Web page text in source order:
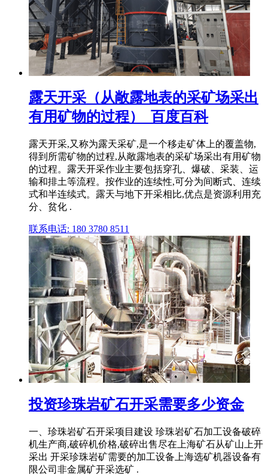
露天开采（从敞露地表的采矿场采出
有用矿物的过程）_百度百科
露天开采,又称为露天采矿,是一个移走矿体上的覆盖物,
得到所需矿物的过程,从敞露地表的采矿场采出有用矿物
的过程。露天开采作业主要包括穿孔、爆破、采装、运
输和排土等流程。按作业的连续性,可分为间断式、连续
式和半连续式。露天与地下开采相比,优点是资源利用充
分、贫化 .
联系电话: 180 3780 8511
投资珍珠岩矿石开采需要多少资金
一、珍珠岩矿石开采项目建设 珍珠岩矿石加工设备破碎
机生产商,破碎机价格,破碎出售尽在上海矿石从矿山上开
采出 开采珍珠岩矿需要的加工设备上海选矿机器设备有
限公司非金属矿开采选矿 .